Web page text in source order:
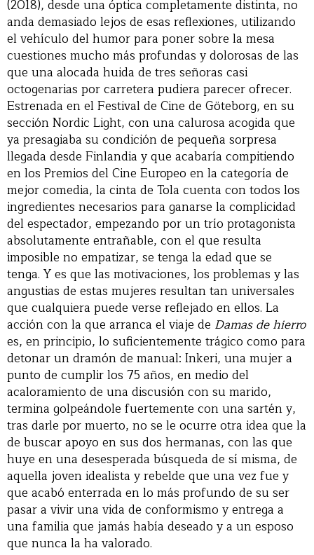
(2018), desde una óptica completamente distinta, no
anda demasiado lejos de esas reflexiones, utilizando
el vehículo del humor para poner sobre la mesa
cuestiones mucho más profundas y dolorosas de las
que una alocada huida de tres señoras casi
octogenarias por carretera pudiera parecer ofrecer.
Estrenada en el Festival de Cine de Göteborg, en su
sección Nordic Light, con una calurosa acogida que
ya presagiaba su condición de pequeña sorpresa
llegada desde Finlandia y que acabaría compitiendo
en los Premios del Cine Europeo en la categoría de
mejor comedia, la cinta de Tola cuenta con todos los
ingredientes necesarios para ganarse la complicidad
del espectador, empezando por un trío protagonista
absolutamente entrañable, con el que resulta
imposible no empatizar, se tenga la edad que se
tenga. Y es que las motivaciones, los problemas y las
angustias de estas mujeres resultan tan universales
que cualquiera puede verse reflejado en ellos. La
acción con la que arranca el viaje de Damas de hierro
es, en principio, lo suficientemente trágico como para
detonar un dramón de manual: Inkeri, una mujer a
punto de cumplir los 75 años, en medio del
acaloramiento de una discusión con su marido,
termina golpeándole fuertemente con una sartén y,
tras darle por muerto, no se le ocurre otra idea que la
de buscar apoyo en sus dos hermanas, con las que
huye en una desesperada búsqueda de sí misma, de
aquella joven idealista y rebelde que una vez fue y
que acabó enterrada en lo más profundo de su ser
pasar a vivir una vida de conformismo y entrega a
una familia que jamás había deseado y a un esposo
que nunca la ha valorado.